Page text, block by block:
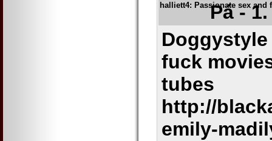
halliett4: Passionate sex and
Pá -
fuck
tubes
http://
emily-